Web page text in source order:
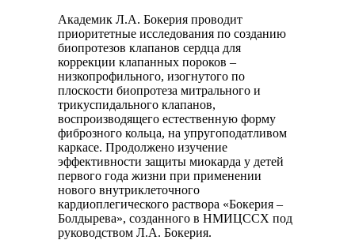
Академик Л.А. Бокерия проводит
приоритетные исследования по созданию
биопротезов клапанов сердца для
коррекции клапанных пороков –
низкопрофильного, изогнутого по
плоскости биопротеза митрального и
трикуспидального клапанов,
воспроизводящего естественную форму
фиброзного кольца, на упругоподатливом
каркасе. Продолжено изучение
эффективности защиты миокарда у детей
первого года жизни при применении
нового внутриклеточного
кардиоплегического раствора «Бокерия –
Болдырева», созданного в НМИЦССХ под
руководством Л.А. Бокерия.